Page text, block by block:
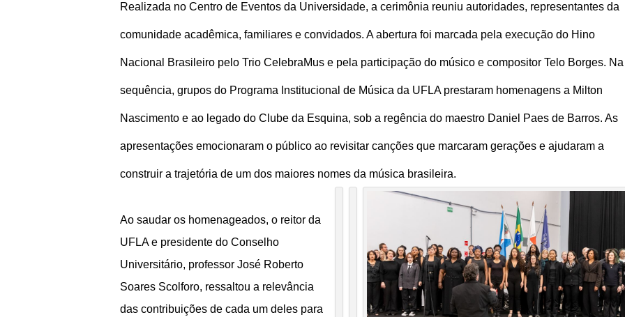
Realizada no Centro de Eventos da Universidade, a cerimônia reuniu autoridades, representantes da
comunidade acadêmica, familiares e convidados. A abertura foi marcada pela execução do Hino
Nacional Brasileiro pelo Trio CelebraMus e pela participação do músico e compositor Telo Borges. Na
sequência, grupos do Programa Institucional de Música da UFLA prestaram homenagens a Milton
Nascimento e ao legado do Clube da Esquina, sob a regência do maestro Daniel Paes de Barros. As
apresentações emocionaram o público ao revisitar canções que marcaram gerações e ajudaram a
construir a trajetória de um dos maiores nomes da música brasileira.
Ao saudar os homenageados, o reitor da
UFLA e presidente do Conselho
Universitário, professor José Roberto
Soares Scolforo, ressaltou a relevância
das contribuições de cada um deles para